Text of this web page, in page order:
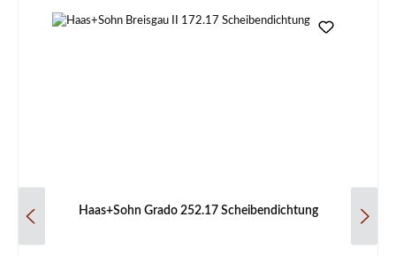
Haas+Sohn Grado 252.17 Scheibendichtung